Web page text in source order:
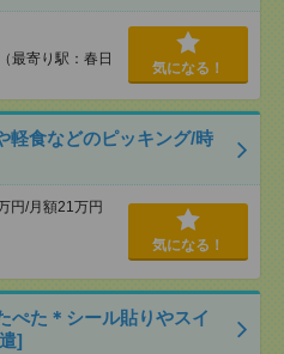
最寄り駅：春日
気になる！
軽食などのピッキング/時
円/月額21万円
気になる！
ぺた＊シール貼りやスイ
]